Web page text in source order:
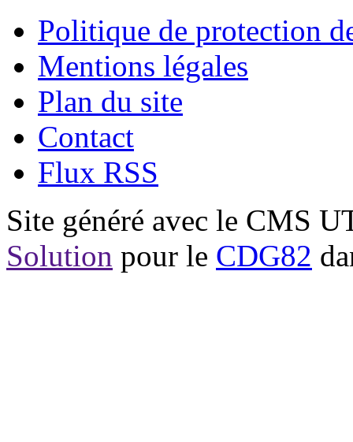
Politique de protection
Mentions légales
Plan du site
Contact
Flux RSS
Site généré avec le CMS
Solution pour le CDG82